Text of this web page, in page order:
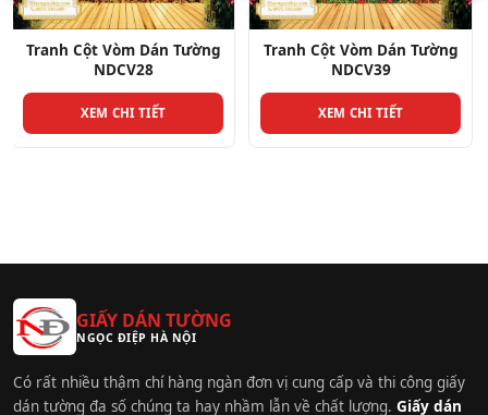
Tranh Cột Vòm Dán Tường
NDCV39
XEM CHI TIẾT
Tranh Cột Vòm Dán Tường
NDCV3
XEM CHI TIẾT
GIẤY DÁN TƯỜNG
NGỌC ĐIỆP HÀ NỘI
Có rất nhiều thậm chí hàng ngàn đơn vị cung cấp và thi công giấy
dán tường đa số chúng ta hay nhầm lẫn về chất lượng. Giấy dán